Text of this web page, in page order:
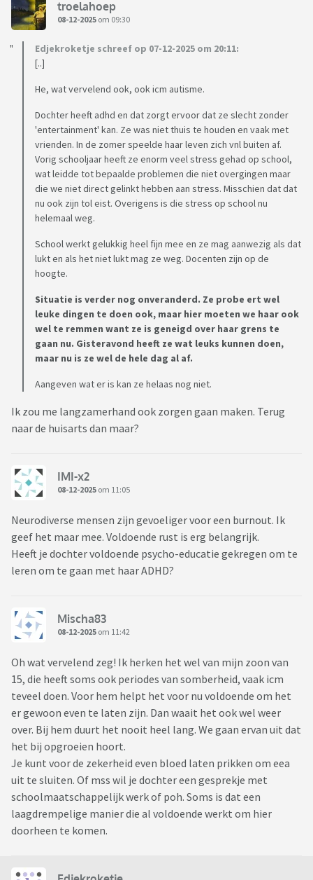
troelahoep
08-12-2025 om 09:30
Edjekroketje schreef op 07-12-2025 om 20:11:
[..]
He, wat vervelend ook, ook icm autisme.
Dochter heeft adhd en dat zorgt ervoor dat ze slecht zonder
'entertainment' kan. Ze was niet thuis te houden en vaak met
vrienden. In de zomer speelde haar leven zich vnl buiten af.
Vorig schooljaar heeft ze enorm veel stress gehad op school,
wat leidde tot bepaalde problemen die niet overgingen maar
die we niet direct gelinkt hebben aan stress. Misschien dat dat
nu ook zijn tol eist. Overigens is die stress op school nu
helemaal weg.
School werkt gelukkig heel fijn mee en ze mag aanwezig als dat
lukt en als het niet lukt mag ze weg. Docenten zijn op de
hoogte.
Situatie is verder nog onveranderd. Ze probe ert wel
leuke dingen te doen ook, maar hier moeten we haar ook
wel te remmen want ze is geneigd over haar grens te
gaan nu. Gisteravond heeft ze wat leuks kunnen doen,
maar nu is ze wel de hele dag al af.
Aangeven wat er is kan ze helaas nog niet.
Ik zou me langzamerhand ook zorgen gaan maken. Terug
naar de huisarts dan maar?
IMI-x2
08-12-2025 om 11:05
Neurodiverse mensen zijn gevoeliger voor een burnout. Ik
geef het maar mee. Voldoende rust is erg belangrijk.
Heeft je dochter voldoende psycho-educatie gekregen om te
leren om te gaan met haar ADHD?
Mischa83
08-12-2025 om 11:42
Oh wat vervelend zeg! Ik herken het wel van mijn zoon van
15, die heeft soms ook periodes van somberheid, vaak icm
teveel doen. Voor hem helpt het voor nu voldoende om het
er gewoon even te laten zijn. Dan waait het ook wel weer
over. Bij hem duurt het nooit heel lang. We gaan ervan uit dat
het bij opgroeien hoort.
Je kunt voor de zekerheid even bloed laten prikken om eea
uit te sluiten. Of mss wil je dochter een gesprekje met
schoolmaatschappelijk werk of poh. Soms is dat een
laagdrempelige manier die al voldoende werkt om hier
doorheen te komen.